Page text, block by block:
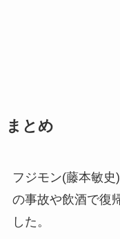
まとめ
フジモン(藤本敏
の事故や飲酒で復
した。